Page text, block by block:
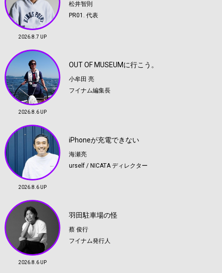
2026.8.7 UP
松井智則
PR01. 代表
2026.8.6 UP
OUT OF MUSEUMに行こう。
小牟田 亮
フイナム編集長
2026.8.6 UP
iPhoneが充電できない
海瀬亮
urself / NICATA ディレクター
2026.8.6 UP
羽田駐車場の怪
蔡 俊行
フイナム発行人